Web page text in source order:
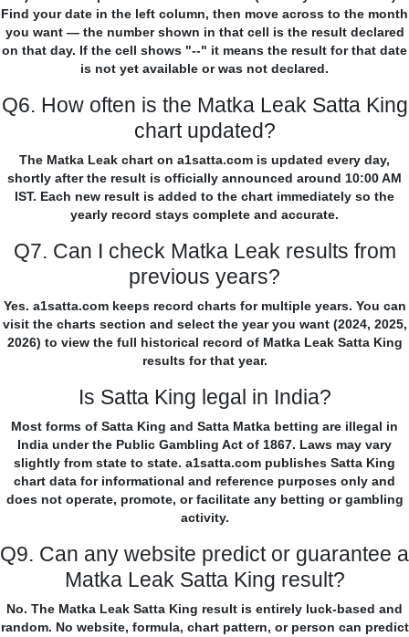
Find your date in the left column, then move across to the month
you want — the number shown in that cell is the result declared
on that day. If the cell shows "--" it means the result for that date
is not yet available or was not declared.
Q6. How often is the Matka Leak Satta King
chart updated?
The Matka Leak chart on a1satta.com is updated every day,
shortly after the result is officially announced around 10:00 AM
IST. Each new result is added to the chart immediately so the
yearly record stays complete and accurate.
Q7. Can I check Matka Leak results from
previous years?
Yes. a1satta.com keeps record charts for multiple years. You can
visit the charts section and select the year you want (2024, 2025,
2026) to view the full historical record of Matka Leak Satta King
results for that year.
Is Satta King legal in India?
Most forms of Satta King and Satta Matka betting are illegal in
India under the Public Gambling Act of 1867. Laws may vary
slightly from state to state. a1satta.com publishes Satta King
chart data for informational and reference purposes only and
does not operate, promote, or facilitate any betting or gambling
activity.
Q9. Can any website predict or guarantee a
Matka Leak Satta King result?
No. The Matka Leak Satta King result is entirely luck-based and
random. No website, formula, chart pattern, or person can predict